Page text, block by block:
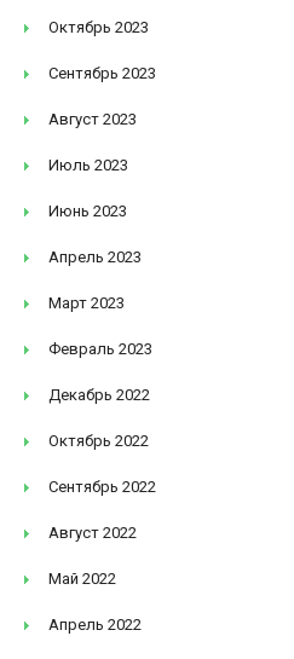
Октябрь 2023
Сентябрь 2023
Август 2023
Июль 2023
Июнь 2023
Апрель 2023
Март 2023
Февраль 2023
Декабрь 2022
Октябрь 2022
Сентябрь 2022
Август 2022
Май 2022
Апрель 2022